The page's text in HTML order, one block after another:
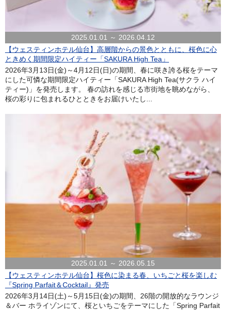
2025.01.01 ～ 2026.04.12
【ウェスティンホテル仙台】高層階からの景色とともに、桜色に心
ときめく期間限定ハイティー「SAKURA High Tea」
2026年3月13日(金)～4月12日(日)の期間、春に咲き誇る桜をテーマ
にした可憐な期間限定ハイティー「SAKURA High Tea(サクラ ハイ
ティー)」を発売します。 春の訪れを感じる市街地を眺めながら、
桜の彩りに包まれるひとときをお届けいたし...
2025.01.01 ～ 2026.05.15
【ウェスティンホテル仙台】桜色に染まる春、いちごと桜を楽しむ
『Spring Parfait＆Cocktail』発売
2026年3月14日(土)～5月15日(金)の期間、26階の開放的なラウンジ
＆バー ホライゾンにて、桜といちごをテーマにした「Spring Parfait